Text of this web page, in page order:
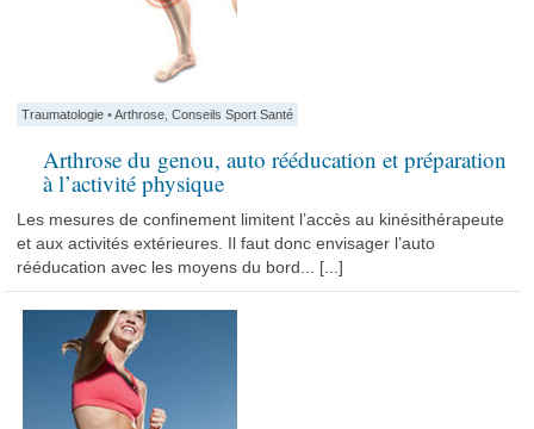
Traumatologie •Arthrose ,Conseils Sport Santé
Arthrose du genou, auto rééducation et préparation
à l’activité physique
Les mesures de confinement limitent l’accès au kinésithérapeute
et aux activités extérieures. Il faut donc envisager l’auto
rééducation avec les moyens du bord... [...]